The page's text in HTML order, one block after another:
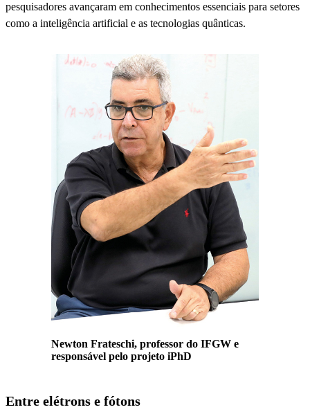
pesquisadores avançaram em conhecimentos essenciais para setores
como a inteligência artificial e as tecnologias quânticas.
Newton Frateschi, professor do IFGW e
responsável pelo projeto iPhD
Entre elétrons e fótons